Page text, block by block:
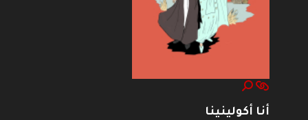
أنا أكولينينا